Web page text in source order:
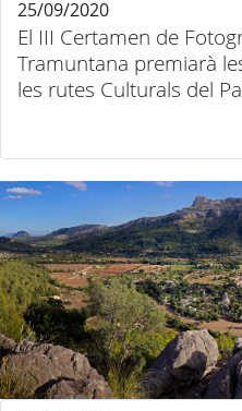
El III Certamen de
Tramuntana premiarà les millors fotografies de
les rutes Culturals del
25/09/2020